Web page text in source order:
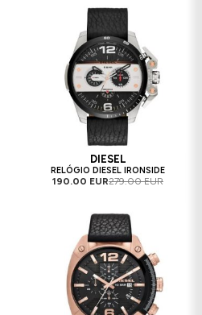
DIESEL
RELÓGIO DIESEL IRONSIDE
190.00 EUR279.00 EUR